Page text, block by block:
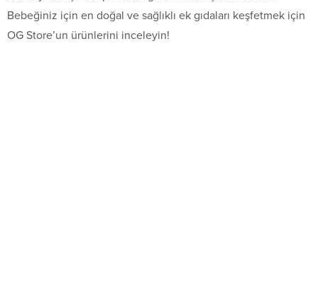
Bebeğiniz için en doğal ve sağlıklı ek gıdaları keşfetmek için
OG Store’un ürünlerini inceleyin!